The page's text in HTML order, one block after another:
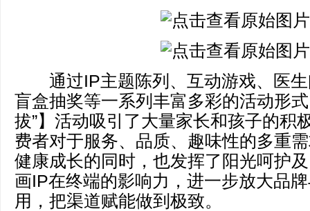
通过IP主题陈列、互动游戏、医生
盲盒抽奖等一系列丰富多彩的活动形
拔”】活动吸引了大量家长和孩子的积
费者对于服务、品质、趣味性的多重
健康成长的同时，也发挥了阳光呵护
画IP在终端的影响力，进一步放大品牌
用，把渠道赋能做到极致。